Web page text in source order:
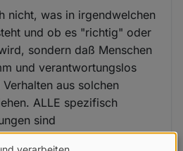
nicht, was in irgendwelchen
und ob es "richtig" oder
sondern daß Menschen
und verantwortungslos
aus solchen
ALLE spezifisch
sind
weil sie im für-wahr-